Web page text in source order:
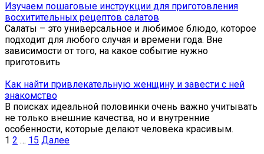
Изучаем пошаговые инструкции для приготовления
восхитительных рецептов салатов
Салаты – это универсальное и любимое блюдо, которое
подходит для любого случая и времени года. Вне
зависимости от того, на какое событие нужно
приготовить
Как найти привлекательную женщину и завести с ней
знакомство
В поисках идеальной половинки очень важно учитывать
не только внешние качества, но и внутренние
особенности, которые делают человека красивым.
Пагинация
1 2 … 15 Далее